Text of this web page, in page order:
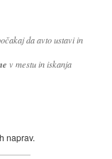
da avto ustavi in
v mestu in iskanja
naprav.